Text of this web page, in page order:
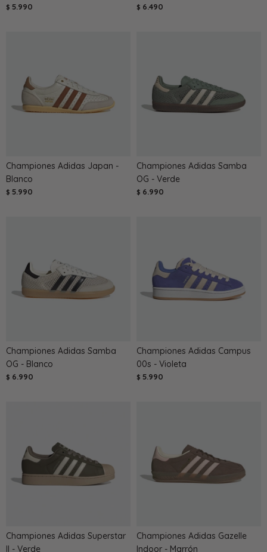
$ 5.990 $ 6.490
Championes Adidas Japan -
Blanco
$ 5.990
Championes Adidas Samba
OG - Verde
$ 6.990
Championes Adidas Samba
OG - Blanco
$ 6.990
Championes Adidas Campus
00s - Violeta
$ 5.990
Championes Adidas Superstar
II - Verde
Championes Adidas Gazelle
Indoor - Marrón